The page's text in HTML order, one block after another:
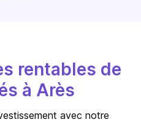
rentables de
à Arès
avec notre